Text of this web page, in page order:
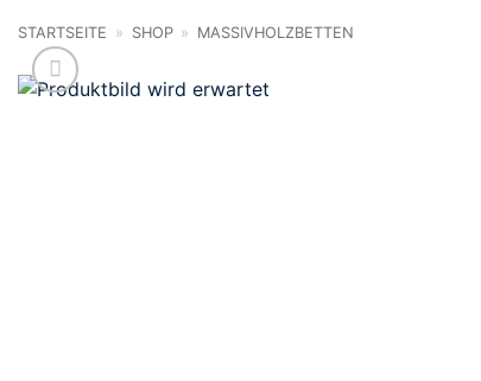
STARTSEITE » SHOP » MASSIVHOLZBETTEN